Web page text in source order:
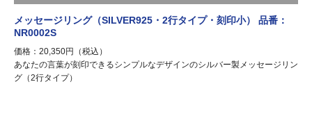
メッセージリング（SILVER925・2行タイプ・刻印小） 品番：
NR0002S
価格：20,350円（税込）
あなたの言葉が刻印できるシンプルなデザインのシルバー製メッセージリン
グ（2行タイプ）